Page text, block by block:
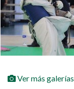
Ver más galerías